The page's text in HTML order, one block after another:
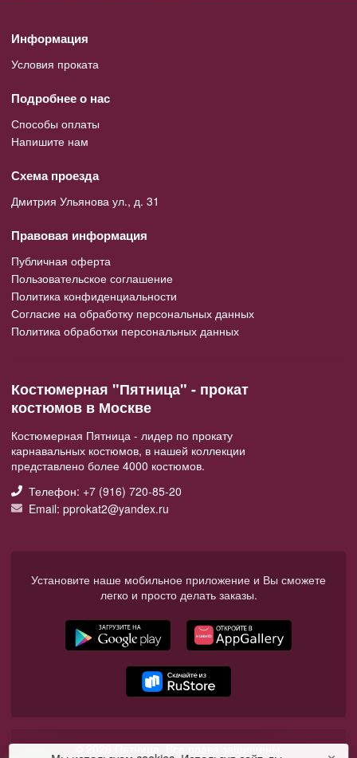
Информация
Условия проката
Подробнее о нас
Способы оплаты
Напишите нам
Схема проезда
Дмитрия Ульянова ул., д. 31
Правовая информация
Публичная оферта
Пользовательское соглашение
Политика конфиденциальности
Согласие на обработку персональных данных
Политика обработки персональных данных
Костюмерная "Пятница" - прокат
костюмов в Москве
Костюмерная Пятница - лидер по прокату
карнавальных костюмов, в нашей коллекции
представлено более 4000 костюмов.
Телефон: +7 (916) 720-85-20
Email: pprokat2@yandex.ru
Установите наше мобильное приложение и Вы сможете
легко и просто делать заказы.
© 2026 Пятница. Все права защищены.